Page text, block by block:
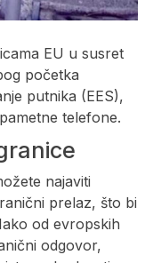
EU u susret
početka
putnika (EES),
telefone.
najaviti
prelaz, što bi
od evropskih
odgovor,